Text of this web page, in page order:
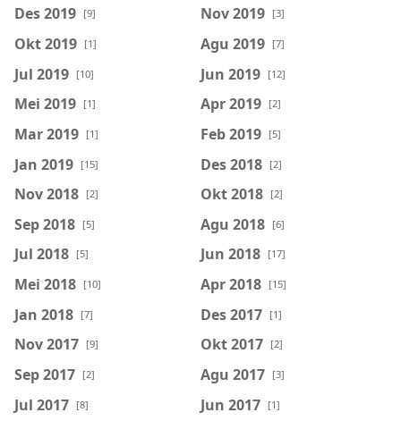
Des 2019 [9] Nov 2019 [3]
Okt 2019 [1] Agu 2019 [7]
Jul 2019 [10] Jun 2019 [12]
Mei 2019 [1] Apr 2019 [2]
Mar 2019 [1] Feb 2019 [5]
Jan 2019 [15] Des 2018 [2]
Nov 2018 [2] Okt 2018 [2]
Sep 2018 [5] Agu 2018 [6]
Jul 2018 [5] Jun 2018 [17]
Mei 2018 [10] Apr 2018 [15]
Jan 2018 [7] Des 2017 [1]
Nov 2017 [9] Okt 2017 [2]
Sep 2017 [2] Agu 2017 [3]
Jul 2017 [8] Jun 2017 [1]